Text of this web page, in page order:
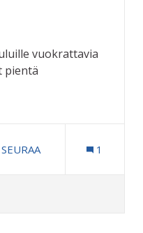
vuokrattavia
pientä
Liikunta ja ulkoilu
2 SEURAAJAA
SEURAA 1